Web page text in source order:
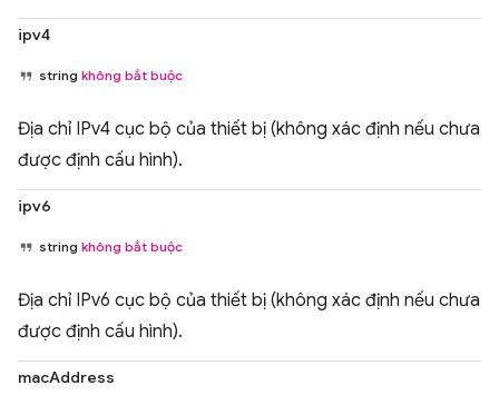
ipv4
string không bắt buộc
Địa chỉ IPv4 cục bộ của thiết bị (không xác định nếu chưa
được định cấu hình).
ipv6
string không bắt buộc
Địa chỉ IPv6 cục bộ của thiết bị (không xác định nếu chưa
được định cấu hình).
macAddress